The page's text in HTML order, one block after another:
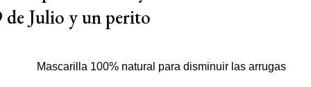
de Julio y un perito